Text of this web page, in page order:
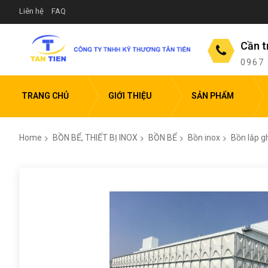
Liên hệ FAQ
Cần
0967
TRANG CHỦ GIỚI THIỆU SẢN PHẨM
Home BỒN BỂ, THIẾT BỊ INOX BỒN BỂ Bồn inox Bồn lắp